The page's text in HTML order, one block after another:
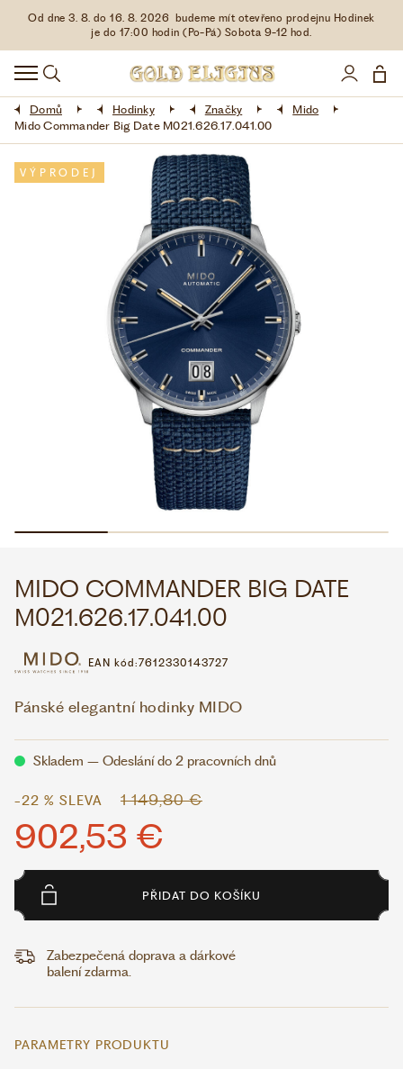
Od dne 3. 8. do 16. 8. 2026 budeme mít otevřeno prodejnu Hodinek
je do 17:00 hodin (Po-Pá) Sobota 9-12 hod.
HODINKY
DOPLŇKY
ŠPERKY
AKCE
LIMITOVANÉ EDICE
VŠE O NÁKUPU
WHATSAPP
VOLEJTE 9:00–18:00+420 775 138 346
Domů Hodinky Značky
Mido
Mido Commander Big Date M021.626.17.041.00
VÝPRODEJ
MIDO COMMANDER BIG DATE
M021.626.17.041.00
EAN kód:7612330143727
Pánské elegantní hodinky MIDO
Skladem – Odeslání do 2 pracovních dnů
-22 % SLEVA 1 149,80 €
902,53 €
PŘIDAT DO KOŠÍKU
Zabezpečená doprava a dárkové
balení zdarma.
PARAMETRY PRODUKTU